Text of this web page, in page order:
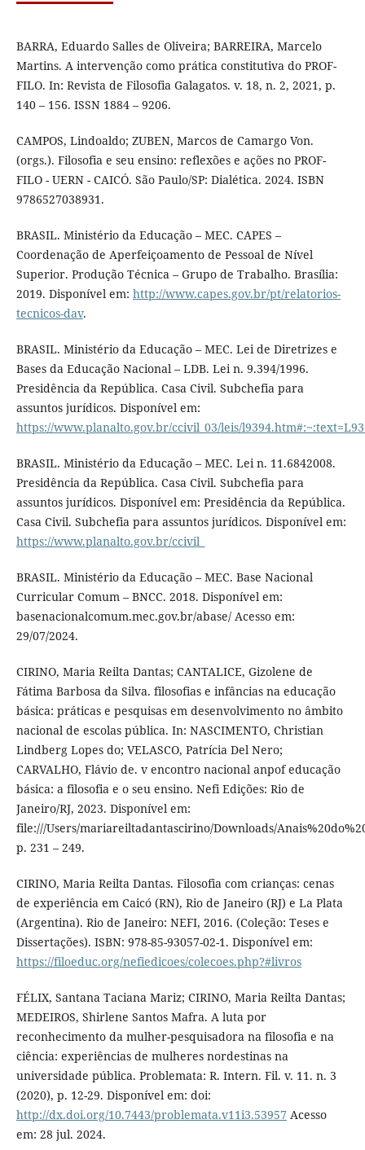
BARRA, Eduardo Salles de Oliveira; BARREIRA, Marcelo
Martins. A intervenção como prática constitutiva do PROF-
FILO. In: Revista de Filosofia Galagatos. v. 18, n. 2, 2021, p.
140 – 156. ISSN 1884 – 9206.
CAMPOS, Lindoaldo; ZUBEN, Marcos de Camargo Von.
(orgs.). Filosofia e seu ensino: reflexões e ações no PROF-
FILO - UERN - CAICÓ. São Paulo/SP: Dialética. 2024. ISBN
9786527038931.
BRASIL. Ministério da Educação – MEC. CAPES –
Coordenação de Aperfeiçoamento de Pessoal de Nível
Superior. Produção Técnica – Grupo de Trabalho. Brasília:
2019. Disponível em: http://www.capes.gov.br/pt/relatorios-
tecnicos-dav.
BRASIL. Ministério da Educação – MEC. Lei de Diretrizes e
Bases da Educação Nacional – LDB. Lei n. 9.394/1996.
Presidência da República. Casa Civil. Subchefia para
assuntos jurídicos. Disponível em:
https://www.planalto.gov.br/ccivil_03/leis/
BRASIL. Ministério da Educação – MEC. Lei n. 11.6842008.
Presidência da República. Casa Civil. Subchefia para
assuntos jurídicos. Disponível em: Presidência da República.
Casa Civil. Subchefia para assuntos jurídicos. Disponível em:
https://www.planalto.gov.br/ccivil_
BRASIL. Ministério da Educação – MEC. Base Nacional
Curricular Comum – BNCC. 2018. Disponível em:
basenacionalcomum.mec.gov.br/abase/ Acesso em:
29/07/2024.
CIRINO, Maria Reilta Dantas; CANTALICE, Gizolene de
Fátima Barbosa da Silva. filosofias e infâncias na educação
básica: práticas e pesquisas em desenvolvimento no âmbito
nacional de escolas pública. In: NASCIMENTO, Christian
Lindberg Lopes do; VELASCO, Patrícia Del Nero;
CARVALHO, Flávio de. v encontro nacional anpof educação
básica: a filosofia e o seu ensino. Nefi Edições: Rio de
Janeiro/RJ, 2023. Disponível em:
file:///Users/mariareiltadantascirino/Downloads/
p. 231 – 249.
CIRINO, Maria Reilta Dantas. Filosofia com crianças: cenas
de experiência em Caicó (RN), Rio de Janeiro (RJ) e La Plata
(Argentina). Rio de Janeiro: NEFI, 2016. (Coleção: Teses e
Dissertações). ISBN: 978-85-93057-02-1. Disponível em:
https://filoeduc.org/nefiedicoes/colecoes.php?#livros
FÉLIX, Santana Taciana Mariz; CIRINO, Maria Reilta Dantas;
MEDEIROS, Shirlene Santos Mafra. A luta por
reconhecimento da mulher-pesquisadora na filosofia e na
ciência: experiências de mulheres nordestinas na
universidade pública. Problemata: R. Intern. Fil. v. 11. n. 3
(2020), p. 12-29. Disponível em: doi:
http://dx.doi.org/10.7443/problemata.v11i3.53957 Acesso
em: 28 jul. 2024.